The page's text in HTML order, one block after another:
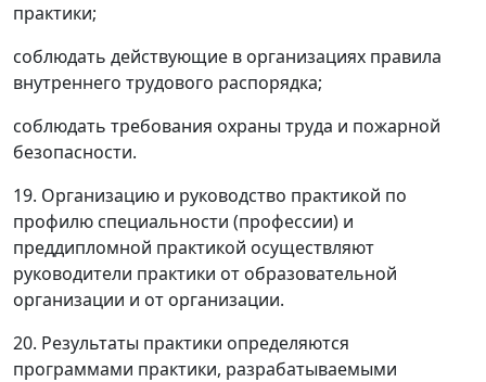
практики;
соблюдать действующие в организациях правила
внутреннего трудового распорядка;
соблюдать требования охраны труда и пожарной
безопасности.
19. Организацию и руководство практикой по
профилю специальности (профессии) и
преддипломной практикой осуществляют
руководители практики от образовательной
организации и от организации.
20. Результаты практики определяются
программами практики, разрабатываемыми